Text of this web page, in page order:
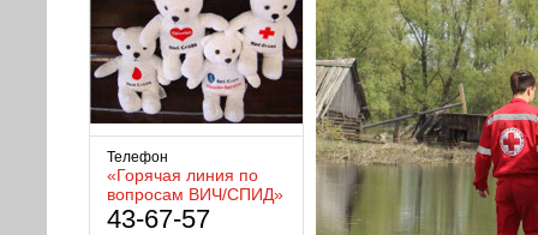
Телефон
«Горячая линия по
вопросам ВИЧ/СПИД»
43-67-57